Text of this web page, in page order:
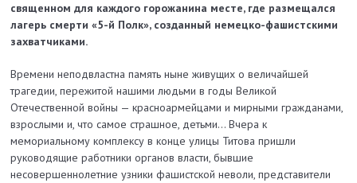
священном для каждого горожанина месте, где размещался
лагерь смерти «5-й Полк», созданный немецко-фашистскими
захватчиками.
Времени неподвластна память ныне живущих о величайшей
трагедии, пережитой нашими людьми в годы Великой
Отечественной войны — красноармейцами и мирными гражданами,
взрослыми и, что самое страшное, детьми… Вчера к
мемориальному комплексу в конце улицы Титова пришли
руководящие работники органов власти, бывшие
несовершеннолетние узники фашистской неволи, представители